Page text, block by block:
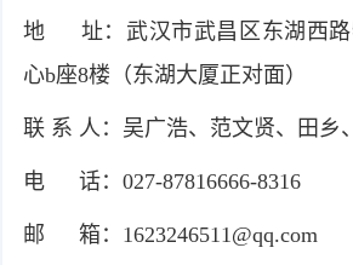
地 址：武汉市武昌区东湖西路
心b座8楼（东湖大厦正对面）
联 系 人：吴广浩、范文贤、田乡
电 话：027-87816666-8316
邮 箱： 1623246511@qq.com